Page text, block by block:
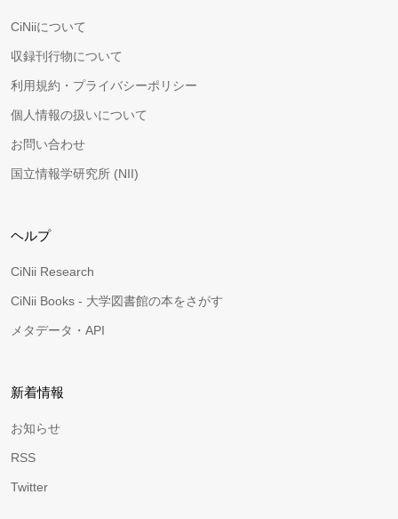
CiNiiについて
収録刊行物について
利用規約・プライバシーポリシー
個人情報の扱いについて
お問い合わせ
国立情報学研究所 (NII)
ヘルプ
CiNii Research
CiNii Books - 大学図書館の本をさがす
メタデータ・API
新着情報
お知らせ
RSS
Twitter